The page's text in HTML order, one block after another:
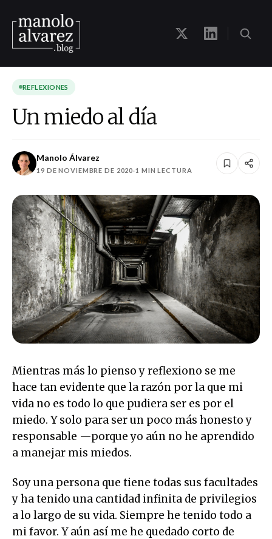
REFLEXIONES
Un miedo al día
Manolo Álvarez
19 DE NOVIEMBRE DE 2020·1 MIN LECTURA
Mientras más lo pienso y reflexiono se me
hace tan evidente que la razón por la que mi
vida no es todo lo que pudiera ser es por el
miedo. Y solo para ser un poco más honesto y
responsable —porque yo aún no he aprendido
a manejar mis miedos.
Soy una persona que tiene todas sus facultades
y ha tenido una cantidad infinita de privilegios
a lo largo de su vida. Siempre he tenido todo a
mi favor. Y aún así me he quedado corto de